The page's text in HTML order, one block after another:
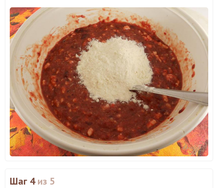
Шаг 4из 5